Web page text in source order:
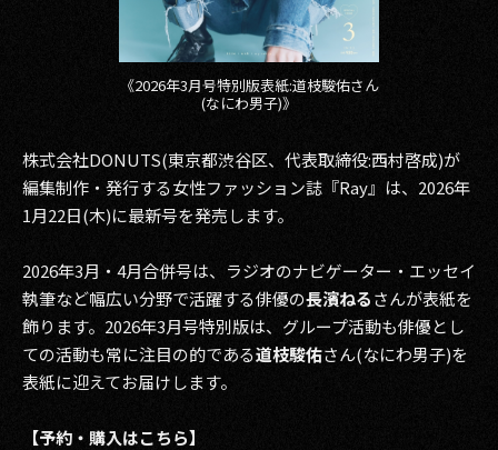
2015
2014
2012
2011
2010
2009
《2026年3月号特別版表紙:道枝駿佑さん
(なにわ男子)》
株式会社DONUTS(東京都渋谷区、代表取締役:西村啓成)が
編集制作・発行する女性ファッション誌『Ray』は、2026年
1月22日(木)に最新号を発売します。
2026年3月・4月合併号は、ラジオのナビゲーター・エッセイ
執筆など幅広い分野で活躍する俳優の長濱ねるさんが表紙を
飾ります。2026年3月号特別版は、グループ活動も俳優とし
ての活動も常に注目の的である道枝駿佑さん(なにわ男子)を
表紙に迎えてお届けします。
【予約・購入はこちら】